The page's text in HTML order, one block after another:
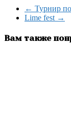
← Турнир
Lime fest →
Вам также